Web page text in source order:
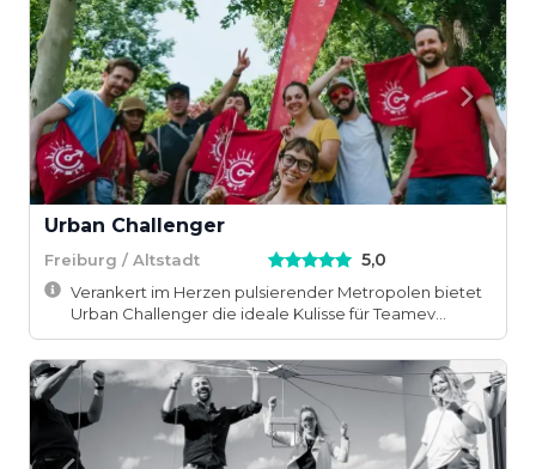
Urban Challenger
Freiburg / Altstadt 5,0
Verankert im Herzen pulsierender Metropolen bietet
Urban Challenger die ideale Kulisse für Teamev...